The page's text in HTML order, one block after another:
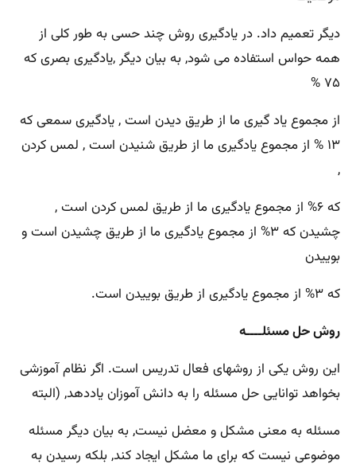
دیگر تعمیم داد. در یادگیری روش چند حسی به طور کلی از
همه حواس استفاده می شود, به بیان دیگر ,یادگیری بصری که
۷۵ %
از مجموع یاد گیری ما از طریق دیدن است , یادگیری سمعی که
۱۳ % از مجموع یادگیری ما از طریق شنیدن است , لمس کردن
,
که ۶% از مجموع یادگیری ما از طریق لمس کردن است ,
چشیدن که ۳% از مجموع یادگیری ما از طریق چشیدن است و
بوییدن
که ۳% از مجموع یادگیری از طریق بوییدن است.
روش حل مسئلــــه
این روش یکی از روشهای فعال تدریس است. اگر نظام آموزشی
بخواهد توانایی حل مسئله را به دانش آموزان یاددهد, (البته
مسئله به معنی مشکل و معضل نیست, به بیان دیگر مسئله
موضوعی نیست که برای ما مشکل ایجاد کند, بلکه رسیدن به